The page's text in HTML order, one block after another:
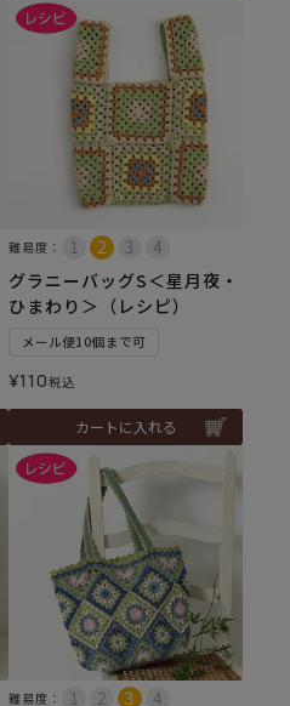
難易度：
グラニーバッグS＜星月夜・
ひまわり＞（レシピ）
メール便10個まで可
¥110税込
カートに入れる
難易度：